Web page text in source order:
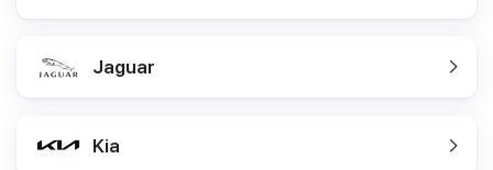
Jaguar
Kia